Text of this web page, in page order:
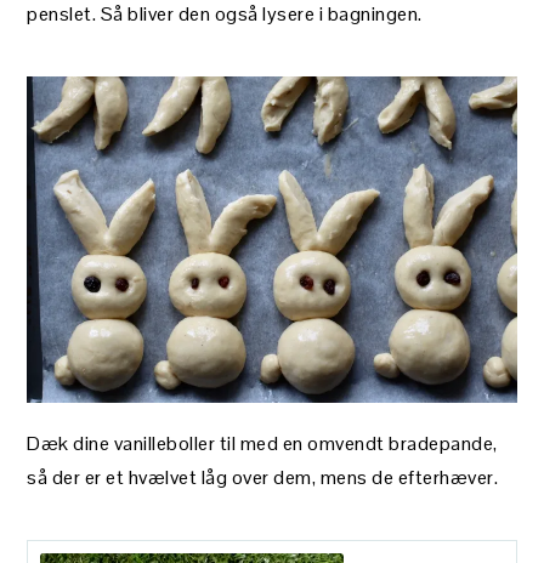
penslet. Så bliver den også lysere i bagningen.
Dæk dine vanilleboller til med en omvendt bradepande,
så der er et hvælvet låg over dem, mens de efterhæver.